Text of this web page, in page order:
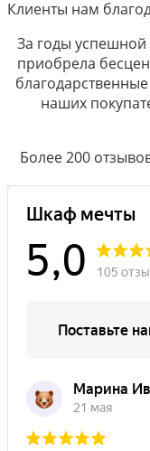
Клиенты нам
За годы
приобрела
наших
Более 200